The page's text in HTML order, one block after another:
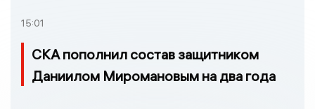
15:01
СКА пополнил состав защитником
Даниилом Миромановым на два года